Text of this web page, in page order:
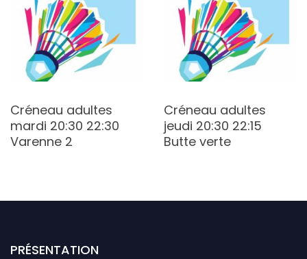
Créneau adultes
mardi 20:30 22:30
Varenne 2
Créneau adultes
jeudi 20:30 22:15
Butte verte
PRÉSENTATION